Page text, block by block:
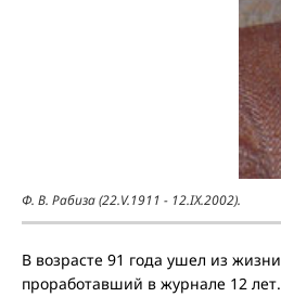
Ф. В. Рабиза (22.V.1911 - 12.IX.2002).
В возрасте 91 года ушел из
проработавший в журнале 12 лет.